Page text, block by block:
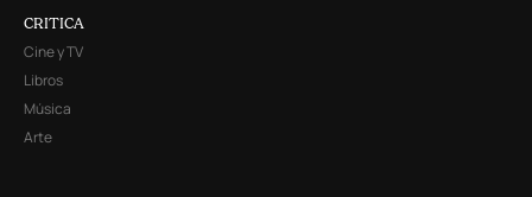
CRITICA
Cine y TV
Libros
Música
Arte